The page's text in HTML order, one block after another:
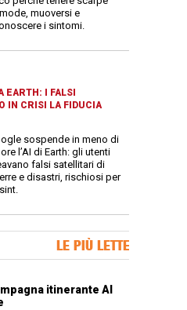
muoversi e
i sintomi.
EARTH: I FALSI
IN CRISI LA FIDUCIA
sospende in meno di
l’AI di Earth: gli utenti
falsi satellitari di
e disastri, rischiosi per
LE PIÙ LETTE
itinerante Al